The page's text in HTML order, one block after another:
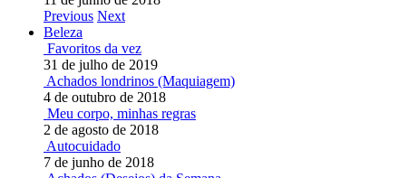
Previous Next
Beleza
Favoritos da vez
31 de julho de 2019
Achados londrinos (Maquiagem)
4 de outubro de 2018
Meu corpo, minhas regras
2 de agosto de 2018
Autocuidado
7 de junho de 2018